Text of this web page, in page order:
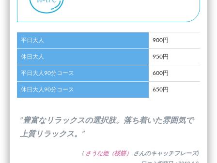
平日大人 900円
休日大人 950円
平日大人90分コース 600円
休日大人90分コース 650円
”豊富なリラックスの選択肢。落ち着いた雰囲気で
上質リラックス。”
( さうな姫（桜餅） さんのキャッチフレーズ)